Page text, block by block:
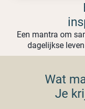
Een mantra om
dagelijkse
Wat
Je